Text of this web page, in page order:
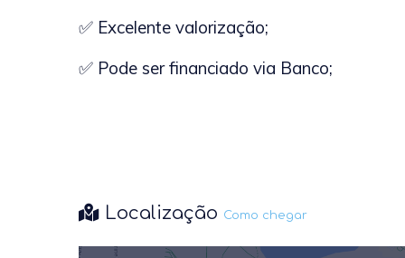
✅ Excelente valorização;
✅ Pode ser financiado via Banco;
Localização Como chegar